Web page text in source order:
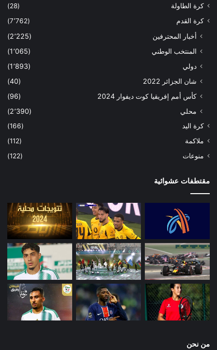
كرة الطاولة
(28)
كرة القدم
(7٬762)
أخبار المحترفين
(2٬225)
المنتخب الوطني
(1٬065)
دولي
(1٬893)
شان الجزائر 2022
(40)
كأس أمم إفريقيا كوت ديفوار 2024
(96)
محلي
(2٬390)
كرة اليد
(166)
ملاكمة
(112)
منوعات
(122)
مقتطفات عشوائية
من نحن